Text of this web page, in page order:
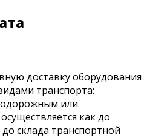
доставку оборудования
транспорта:
или
как до
склада транспортной